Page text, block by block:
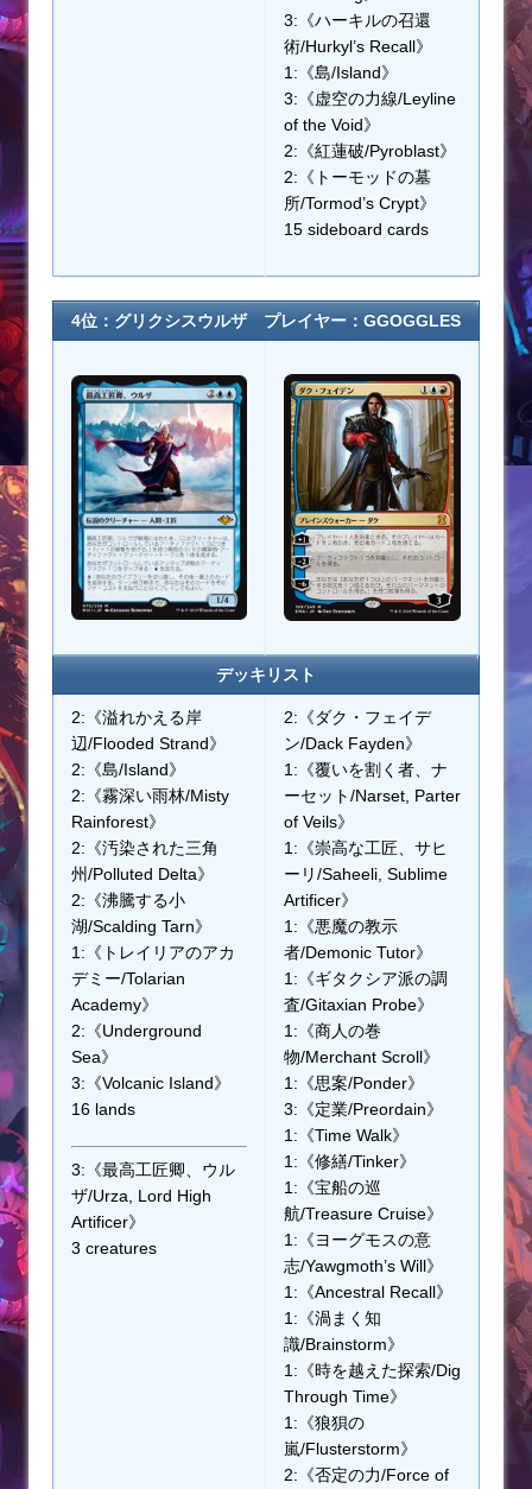
3:《ハーキルの召還
術/Hurkyl’s Recall》
1:《島/Island》
3:《虚空の力線/Leyline
of the Void》
2:《紅蓮破/Pyroblast》
2:《トーモッドの墓
所/Tormod’s Crypt》
15 sideboard cards
4位：グリクシスウルザ プレイヤー：GGOGGLES
デッキリスト
2:《溢れかえる岸
辺/Flooded Strand》
2:《島/Island》
2:《霧深い雨林/Misty
Rainforest》
2:《汚染された三角
州/Polluted Delta》
2:《沸騰する小
湖/Scalding Tarn》
1:《トレイリアのアカ
デミー/Tolarian
Academy》
2:《Underground
Sea》
3:《Volcanic Island》
16 lands
3:《最高工匠卿、ウル
ザ/Urza, Lord High
Artificer》
3 creatures
2:《ダク・フェイデ
ン/Dack Fayden》
1:《覆いを割く者、ナ
ーセット/Narset, Parter
of Veils》
1:《崇高な工匠、サヒ
ーリ/Saheeli, Sublime
Artificer》
1:《悪魔の教示
者/Demonic Tutor》
1:《ギタクシア派の調
査/Gitaxian Probe》
1:《商人の巻
物/Merchant Scroll》
1:《思案/Ponder》
3:《定業/Preordain》
1:《Time Walk》
1:《修繕/Tinker》
1:《宝船の巡
航/Treasure Cruise》
1:《ヨーグモスの意
志/Yawgmoth’s Will》
1:《Ancestral Recall》
1:《渦まく知
識/Brainstorm》
1:《時を越えた探索/Dig
Through Time》
1:《狼狽の
嵐/Flusterstorm》
2:《否定の力/Force of